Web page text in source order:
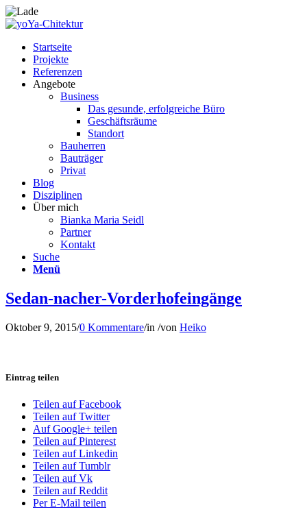
Startseite
Projekte
Referenzen
Angebote
Business
Das gesunde, erfolgreiche Büro
Geschäftsräume
Standort
Bauherren
Bauträger
Privat
Blog
Disziplinen
Über mich
Bianka Maria Seidl
Partner
Kontakt
Suche
Menü
Sedan-nacher-Vorderhofeingänge
Oktober 9, 2015/0 Kommentare/in /von Heiko
Eintrag teilen
Teilen auf Facebook
Teilen auf Twitter
Auf Google+ teilen
Teilen auf Pinterest
Teilen auf Linkedin
Teilen auf Tumblr
Teilen auf Vk
Teilen auf Reddit
Per E-Mail teilen